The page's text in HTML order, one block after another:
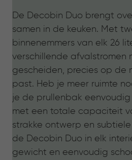
De Decobin Duo brengt
samen in de keuken. Met
binnenemmers van elk 26
verschillende afvalstromen
gescheiden, precies op de
past. Heb je meer ruimte
je de prullenbak
met een totale capaciteit
strakke ontwerp en
de Decobin Duo in elk
gewicht en eenvoudig